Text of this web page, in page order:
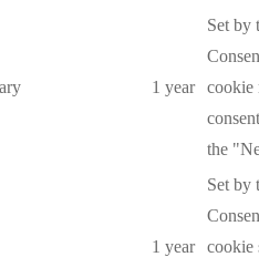
1 year
Set by
cookie
the
1 year
Set by
cookie